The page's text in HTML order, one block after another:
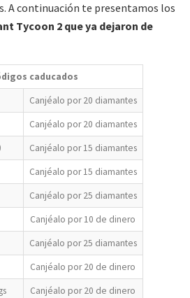
A continuación te presentamos los
Tycoon 2 que ya dejaron de
caducados
Canjéalo por 20 diamantes
Canjéalo por 20 diamantes
Canjéalo por 15 diamantes
Canjéalo por 15 diamantes
Canjéalo por 25 diamantes
Canjéalo por 10 de dinero
Canjéalo por 25 diamantes
Canjéalo por 20 de dinero
Canjéalo por 20 de dinero